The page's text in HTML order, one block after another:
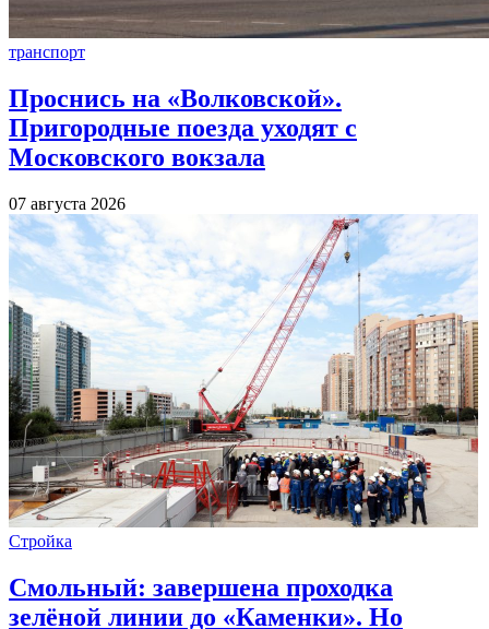
транспорт
Проснись на «Волковской».
Пригородные поезда уходят с
Московского вокзала
07 августа 2026
Стройка
Смольный: завершена проходка
зелёной линии до «Каменки». Но